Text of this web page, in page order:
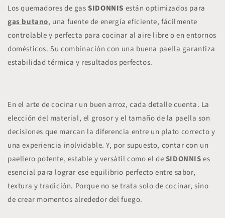
Los quemadores de gasSIDONNIS están optimizados para
gas butano, una fuente de energía eficiente, fácilmente
controlable y perfecta para cocinar al aire libre o en entornos
domésticos. Su combinación con una buena paella garantiza
estabilidad térmica y resultados perfectos.
En el arte de cocinar un buen arroz, cada detalle cuenta. La
elección del material, el grosor y el tamaño de la paella son
decisiones que marcan la diferencia entre un plato correcto y
una experiencia inolvidable. Y, por supuesto, contar con un
paellero potente, estable y versátil como el deSIDONNISes
esencial para lograr ese equilibrio perfecto entre sabor,
textura y tradición. Porque no se trata solo de cocinar, sino
de crear momentos alrededor del fuego.